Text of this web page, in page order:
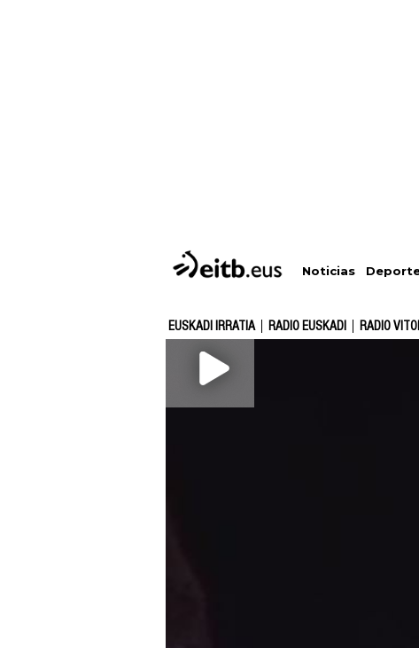
Noticias
EUSKADI IRRATIA RADIO EUSKADI RADIO